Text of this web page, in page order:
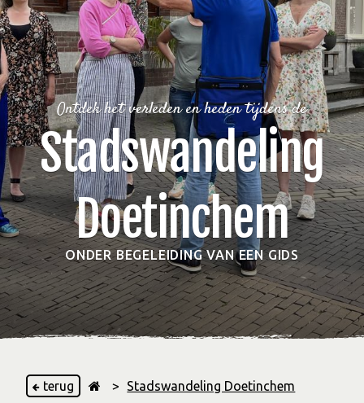
Ontdek het verleden en heden tijdens de
Stadswandeling
Doetinchem
ONDER BEGELEIDING VAN EEN GIDS
terug > Stadswandeling Doetinchem